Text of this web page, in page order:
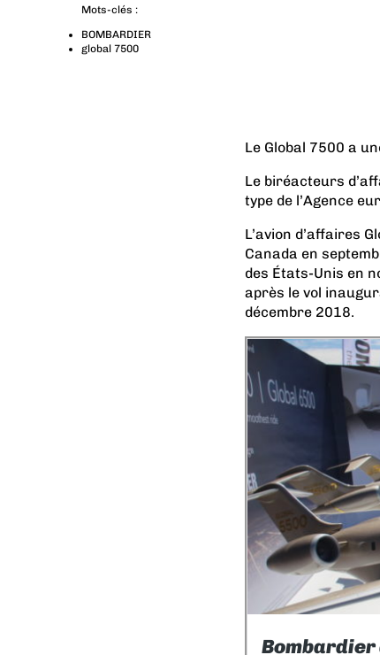
Mots-clés :
BOMBARDIER
global 7500
Le Global 7500 a
Le biréacteurs
type de l’Agence
L’avion d’affaires
Canada en
des États-Unis en
après le vol
décembre 2018.